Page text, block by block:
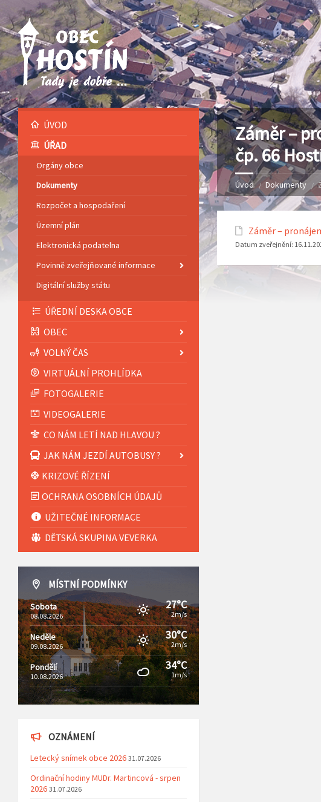
Záměr –
čp. 66
Úvod Dokumenty
Záměr –
Datum zveřejnění:
ÚVOD
ÚŘAD
Orgány obce
Dokumenty
Rozpočet a hospodaření
Územní plán
Elektronická podatelna
Povinně zveřejňované informace
Digitální služby státu
ÚŘEDNÍ DESKA OBCE
OBEC
VOLNÝ ČAS
VIRTUÁLNÍ PROHLÍDKA
FOTOGALERIE
VIDEOGALERIE
CO NÁM LETÍ NAD HLAVOU ?
JAK NÁM JEZDÍ AUTOBUSY ?
KRIZOVÉ ŘÍZENÍ
OCHRANA OSOBNÍCH ÚDAJŮ
UŽITEČNÉ INFORMACE
DĚTSKÁ SKUPINA VEVERKA
MÍSTNÍ PODMÍNKY
Sobota
08.08.2026
27°C
2m/s
Neděle
09.08.2026
30°C
2m/s
Pondělí
10.08.2026
34°C
1m/s
OZNÁMENÍ
Letecký snímek obce 2026 31.07.2026
Ordinační hodiny MUDr. Martincová - srpen
2026 31.07.2026